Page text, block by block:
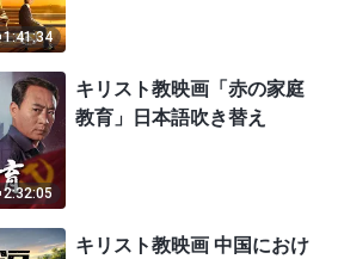
1:41:34
2:32:05
キリスト教映画「赤の家庭
教育」日本語吹き替え
キリスト教映画 中国におけ